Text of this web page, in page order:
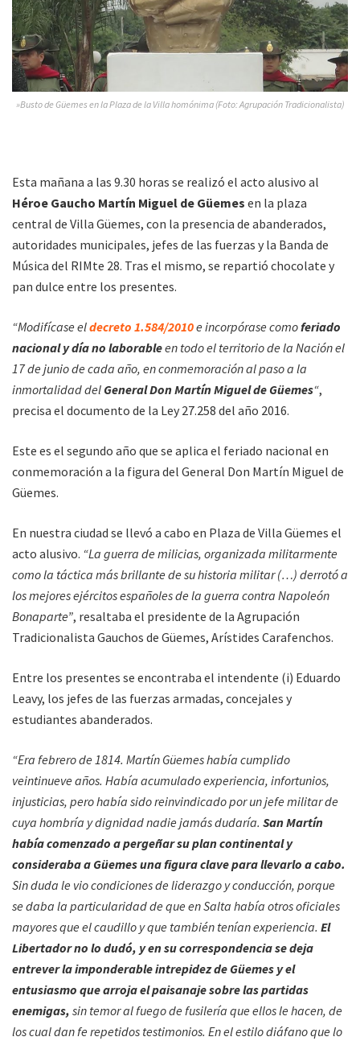
»Busto de Güemes en la Plaza de la Villa homónima (Foto: Agrupación Tradicionalista)
Esta mañana a las 9.30 horas se realizó el acto alusivo al
Héroe Gaucho Martín Miguel de Güemes en la plaza
central de Villa Güemes, con la presencia de abanderados,
autoridades municipales, jefes de las fuerzas y la Banda de
Música del RIMte 28. Tras el mismo, se repartió chocolate y
pan dulce entre los presentes.
“Modifícase eldecreto 1.584/2010e incorpórase comoferiado
nacional y día no laborableen todo el territorio de la Nación el
17 de junio de cada año, en conmemoración al paso a la
inmortalidad del General Don Martín Miguel de Güemes“,
precisa el documento de la Ley 27.258 del año 2016.
Este es el segundo año que se aplica el feriado nacional en
conmemoración a la figura del General Don Martín Miguel de
Güemes.
En nuestra ciudad se llevó a cabo en Plaza de Villa Güemes el
acto alusivo. “La guerra de milicias, organizada militarmente
como la táctica más brillante de su historia militar (…) derrotó a
los mejores ejércitos españoles de la guerra contra Napoleón
Bonaparte”, resaltaba el presidente de la Agrupación
Tradicionalista Gauchos de Güemes, Arístides Carafenchos.
Entre los presentes se encontraba el intendente (i) Eduardo
Leavy, los jefes de las fuerzas armadas, concejales y
estudiantes abanderados.
“Era febrero de 1814. Martín Güemes había cumplido
veintinueve años. Había acumulado experiencia, infortunios,
injusticias, pero había sido reinvindicado por un jefe militar de
cuya hombría y dignidad nadie jamás dudaría. San Martín
había comenzado a pergeñar su plan continental y
consideraba a Güemes una figura clave para llevarlo a cabo.
Sin duda le vio condiciones de liderazgo y conducción, porque
se daba la particularidad de que en Salta había otros oficiales
mayores que el caudillo y que también tenían experiencia. El
Libertador no lo dudó, y en su correspondencia se deja
entrever la imponderable intrepidez de Güemes y el
entusiasmo que arroja el paisanaje sobre las partidas
enemigas, sin temor al fuego de fusilería que ellos le hacen, de
los cual dan fe repetidos testimonios. En el estilo diáfano que lo